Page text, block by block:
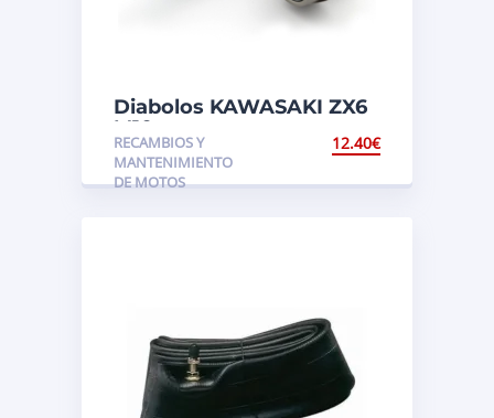
Diabolos KAWASAKI ZX6
M10
RECAMBIOS Y
MANTENIMIENTO
DE MOTOS
12.40€